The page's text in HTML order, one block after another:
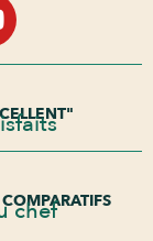
chef